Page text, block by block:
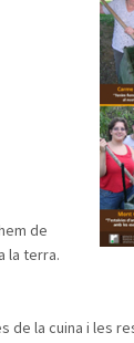
de
la terra.
de la cuina i les